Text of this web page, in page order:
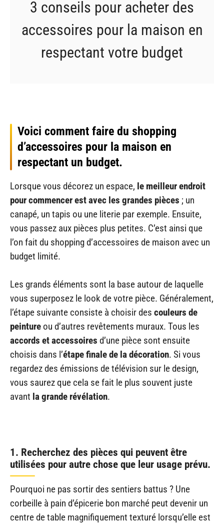
3 conseils pour acheter des
accessoires pour la maison en
respectant votre budget
Voici comment faire du shopping
d’accessoires pour la maison en
respectant un budget.
Lorsque vous décorez un espace, le meilleur endroit
pour commencer est avec les grandes pièces ; un
canapé, un tapis ou une literie par exemple. Ensuite,
vous passez aux pièces plus petites. C’est ainsi que
l’on fait du shopping d’accessoires de maison avec un
budget limité.
Les grands éléments sont la base autour de laquelle
vous superposez le look de votre pièce. Généralement,
l’étape suivante consiste à choisir des couleurs de
peinture ou d’autres revêtements muraux. Tous les
accords et accessoires d’une pièce sont ensuite
choisis dans l’étape finale de la décoration. Si vous
regardez des émissions de télévision sur le design,
vous saurez que cela se fait le plus souvent juste
avant la grande révélation.
1. Recherchez des pièces qui peuvent être
utilisées pour autre chose que leur usage prévu.
Pourquoi ne pas sortir des sentiers battus ? Une
corbeille à pain d’épicerie bon marché peut devenir un
centre de table magnifiquement texturé lorsqu’elle est